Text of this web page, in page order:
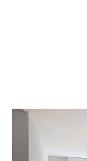
Ref : 913